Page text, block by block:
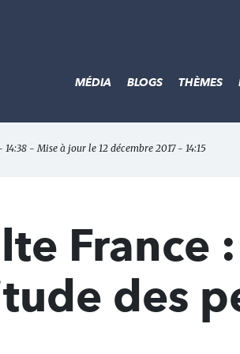
MÉDIA BLOGS THÈMES
- Mise à jour le 12 décembre 2017 - 14:15
France
des